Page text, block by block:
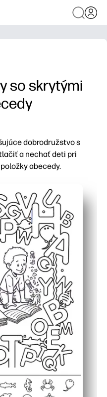
so skrytými
dobrodružstvo s
a nechať deti pri
abecedy.
- vytlačte raz, chyťte
- rozpoznávanie písmen,
- slúži ako
časovač, lov podľa